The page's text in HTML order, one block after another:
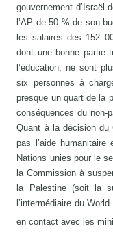
gouvernement d’Israël
l’AP de 50 % de son
les salaires des 152
dont une bonne partie
l’éducation, ne sont
six personnes à
presque un quart de la
conséquences du non-
Quant à la décision du
pas l’aide humanitaire
Nations unies pour le
la Commission à
la Palestine (soit la
l’intermédiaire du
en contact avec les